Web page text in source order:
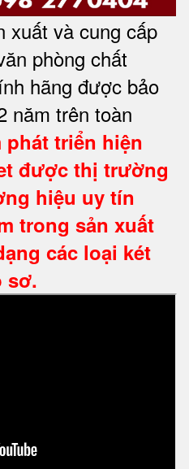
xuất và cung cấp
phòng chất
hãng được bảo
năm trên toàn
phát triển hiện
được thị trường
hiệu uy tín
trong sản xuất
các loại két
sơ.